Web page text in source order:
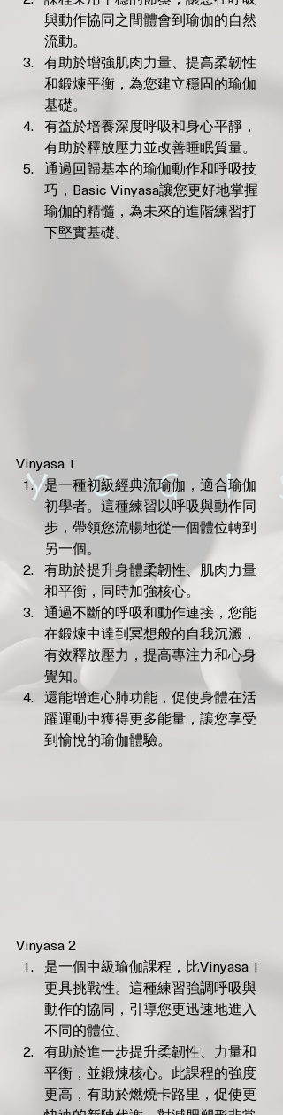
與動作協同之間體會到瑜伽的自然
流動。
有助於增強肌肉力量、提高柔韌性
和鍛煉平衡，為您建立穩固的瑜伽
基礎。
有益於培養深度呼吸和身心平靜，
有助於釋放壓力並改善睡眠質量。
通過回歸基本的瑜伽動作和呼吸技
巧，Basic Vinyasa讓您更好地掌握
瑜伽的精髓，為未來的進階練習打
下堅實基礎。
Vinyasa 1
是一種初級經典流瑜伽，適合瑜伽
初學者。這種練習以呼吸與動作同
步，帶領您流暢地從一個體位轉到
另一個。
有助於提升身體柔韌性、肌肉力量
和平衡，同時加強核心。
通過不斷的呼吸和動作連接，您能
在鍛煉中達到冥想般的自我沉澱，
有效釋放壓力，提高專注力和心身
覺知。
還能增進心肺功能，促使身體在活
躍運動中獲得更多能量，讓您享受
到愉悅的瑜伽體驗。
Vinyasa 2
是一個中級瑜伽課程，比Vinyasa 1
更具挑戰性。這種練習強調呼吸與
動作的協同，引導您更迅速地進入
不同的體位。
有助於進一步提升柔韌性、力量和
平衡，並鍛煉核心。此課程的強度
更高，有助於燃燒卡路里，促使更
Are you looking a place for practice?
Teacher
Yogis
Tap to chat